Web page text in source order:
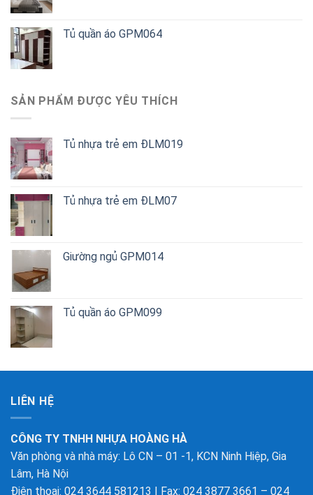
Tủ quần áo GPM064
SẢN PHẨM ĐƯỢC YÊU THÍCH
Tủ nhựa trẻ em ĐLM019
Tủ nhựa trẻ em ĐLM07
Giường ngủ GPM014
Tủ quần áo GPM099
LIÊN HỆ
CÔNG TY TNHH NHỰA HOÀNG HÀ
Văn phòng và nhà máy: Lô CN – 01 -1, KCN Ninh Hiệp, Gia
Lâm, Hà Nội
Điện thoại: 024 3644 581213 | Fax: 024 3877 3661 – 024